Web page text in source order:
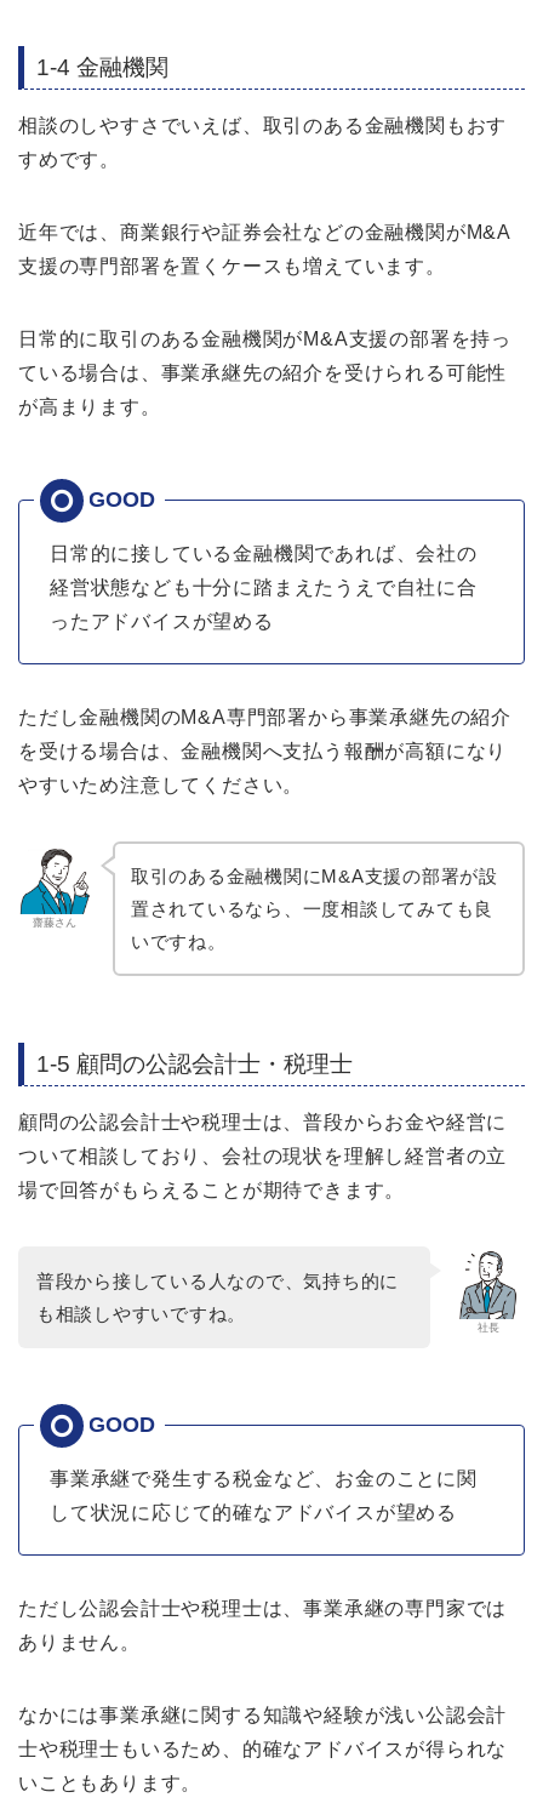
1-4 金融機関
相談のしやすさでいえば、取引のある金融機関もおす
すめです。
近年では、商業銀行や証券会社などの金融機関がM&A
支援の専門部署を置くケースも増えています。
日常的に取引のある金融機関がM&A支援の部署を持っ
ている場合は、事業承継先の紹介を受けられる可能性
が高まります。
日常的に接している金融機関であれば、会社の
経営状態なども十分に踏まえたうえで自社に合
ったアドバイスが望める
ただし金融機関のM&A専門部署から事業承継先の紹介
を受ける場合は、金融機関へ支払う報酬が高額になり
やすいため注意してください。
齋藤さん
取引のある金融機関にM&A支援の部署が設
置されているなら、一度相談してみても良
いですね。
1-5 顧問の公認会計士・税理士
顧問の公認会計士や税理士は、普段からお金や経営に
ついて相談しており、会社の現状を理解し経営者の立
場で回答がもらえることが期待できます。
社長
普段から接している人なので、気持ち的に
も相談しやすいですね。
事業承継で発生する税金など、お金のことに関
して状況に応じて的確なアドバイスが望める
ただし公認会計士や税理士は、事業承継の専門家では
ありません。
なかには事業承継に関する知識や経験が浅い公認会計
士や税理士もいるため、的確なアドバイスが得られな
いこともあります。